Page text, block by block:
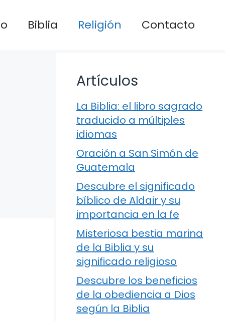
Biblia Religión Contacto
Artículos
La Biblia: el libro sagrado
traducido a múltiples
idiomas
Oración a San Simón de
Guatemala
Descubre el significado
bíblico de Aldair y su
importancia en la fe
Misteriosa bestia marina
de la Biblia y su
significado religioso
Descubre los beneficios
de la obediencia a Dios
según la Biblia